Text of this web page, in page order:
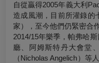
自從贏得2005年義大利
造成風潮，目前所灌錄的
家），至今他們仍緊密合作
2014/15年樂季，帕弗哈
廳、阿姆斯特丹大會堂
（Nicholas Angelich）